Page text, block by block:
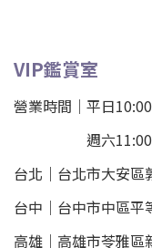
VIP鑑賞室
營業時間｜平日
週六11:00-
台北 ｜ 台北市大安區
台中｜ 台中市中區平
高雄｜ 高雄市苓雅區